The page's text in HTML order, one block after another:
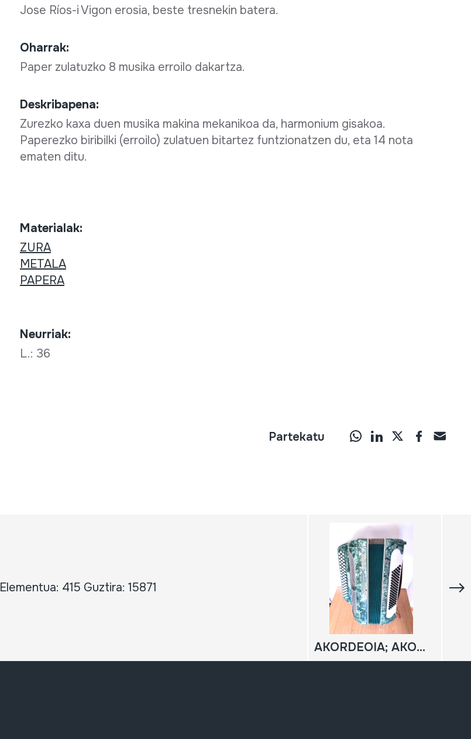
Jose Ríos-i Vigon erosia, beste tresnekin batera.
Oharrak:
Paper zulatuzko 8 musika erroilo dakartza.
Deskribapena:
Zurezko kaxa duen musika makina mekanikoa da, harmonium gisakoa.
Paperezko biribilki (erroilo) zulatuen bitartez funtzionatzen du, eta 14 nota
ematen ditu.
Materialak:
ZURA
METALA
PAPERA
Neurriak:
L.: 36
Partekatu
Elementua: 415 Guztira: 15871
AKORDEOIA; AKORDEOI KROMATIKOA; SOINU-HANDIA